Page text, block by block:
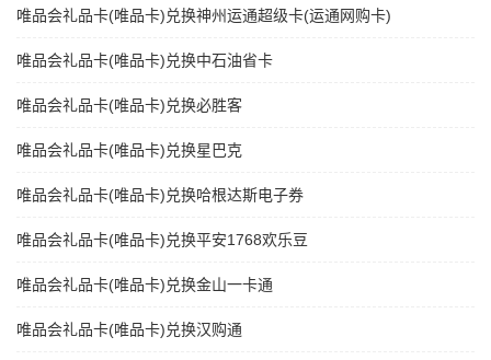
唯品会礼品卡(唯品卡)兑换神州运通超级卡(运通网购卡)
唯品会礼品卡(唯品卡)兑换中石油省卡
唯品会礼品卡(唯品卡)兑换必胜客
唯品会礼品卡(唯品卡)兑换星巴克
唯品会礼品卡(唯品卡)兑换哈根达斯电子券
唯品会礼品卡(唯品卡)兑换平安1768欢乐豆
唯品会礼品卡(唯品卡)兑换金山一卡通
唯品会礼品卡(唯品卡)兑换汉购通